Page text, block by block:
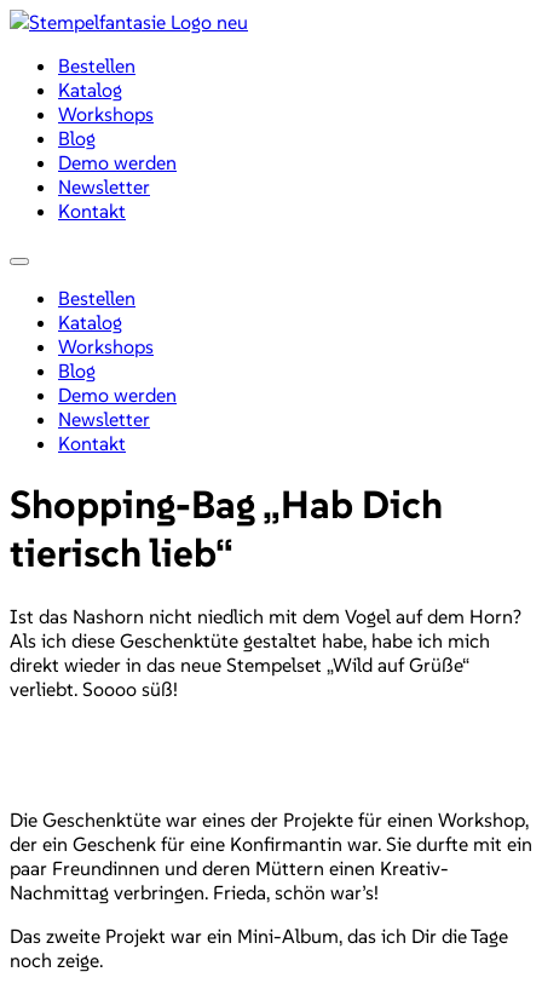
Zum
wechselnBestellen
Katalog
Workshops
Blog
Demo werden
Newsletter
Kontakt
Menü
Bestellen
Katalog
Workshops
Blog
Demo werden
Newsletter
Kontakt
Shopping-Bag „Hab Dich
tierisch lieb“
Ist das Nashorn nicht niedlich mit dem Vogel auf dem Horn?
Als ich diese Geschenktüte gestaltet habe, habe ich mich
direkt wieder in das neue Stempelset „Wild auf Grüße“
verliebt. Soooo süß!
Die Geschenktüte war eines der Projekte für einen Workshop,
der ein Geschenk für eine Konfirmantin war. Sie durfte mit ein
paar Freundinnen und deren Müttern einen Kreativ-
Nachmittag verbringen. Frieda, schön war’s!
Das zweite Projekt war ein Mini-Album, das ich Dir die Tage
noch zeige.